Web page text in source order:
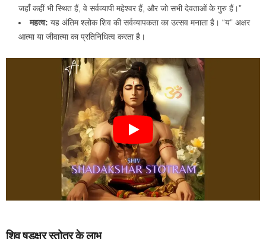
जहाँ कहीं भी स्थित हैं, वे सर्वव्यापी महेश्वर हैं, और जो सभी देवताओं के गुरु हैं।”
महत्व: यह अंतिम श्लोक शिव की सर्वव्यापकता का उत्सव मनाता है। “य” अक्षर
आत्मा या जीवात्मा का प्रतिनिधित्व करता है।
शिव षडक्षर स्तोत्र के लाभ